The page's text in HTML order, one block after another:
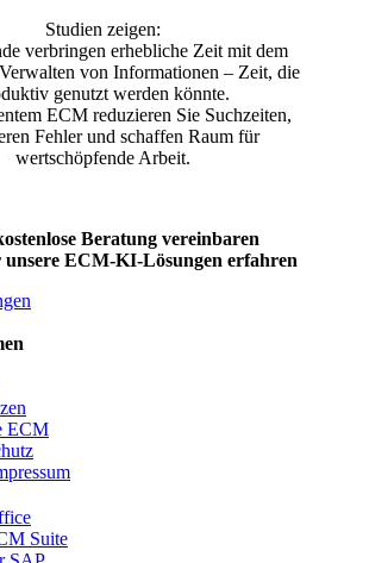
Studien zeigen:
verbringen erhebliche Zeit mit dem
von Informationen – Zeit, die
genutzt werden könnte.
ECM reduzieren Sie Suchzeiten,
Fehler und schaffen Raum für
wertschöpfende Arbeit.
Beratung vereinbaren
ECM-KI-Lösungen erfahren
ECM
Suite